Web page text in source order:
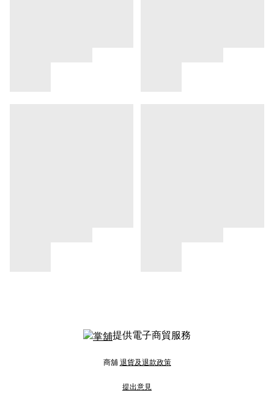
提供電子商貿服務
商舖 退貨及退款政策
提出意見